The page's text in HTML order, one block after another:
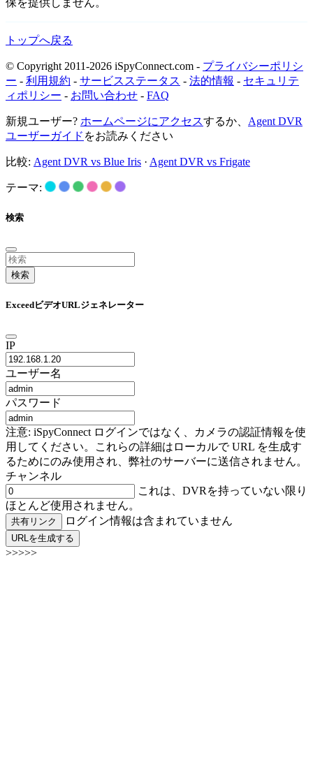
保を提供しません。
トップへ戻る
© Copyright 2011-2026 iSpyConnect.com - プライバシーポリシ
ー - 利用規約 - サービスステータス - 法的情報 - セキュリテ
ィポリシー - お問い合わせ - FAQ
新規ユーザー? ホームページにアクセスするか、 Agent DVR
ユーザーガイド をお読みください
比較: Agent DVR vs Blue Iris · Agent DVR vs Frigate
テーマ:
検索
検索
ExceedビデオURLジェネレーター
IP
ユーザー名
パスワード
注意: iSpyConnect ログインではなく、カメラの認証情報を使
用してください。これらの詳細はローカルで URL を生成す
るためにのみ使用され、弊社のサーバーに送信されません。
チャンネル
これは、DVRを持っていない限り
ほとんど使用されません。
共有リンク ログイン情報は含まれていません
URLを生成する
>>>>>